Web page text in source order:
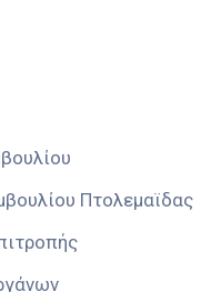
Πτολεμαϊδας